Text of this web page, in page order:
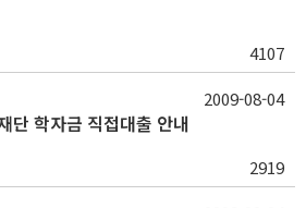
4107
단 학자금 직접대출 안내
2919
2009-08-04